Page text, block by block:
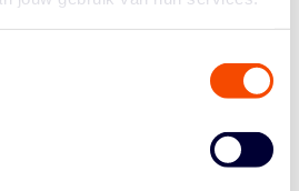
alles wat hij voor de sport heeft
in aula De Drie Zwanen van